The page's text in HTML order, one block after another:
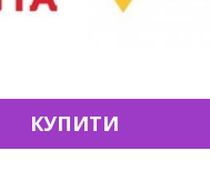
КУПИТИ